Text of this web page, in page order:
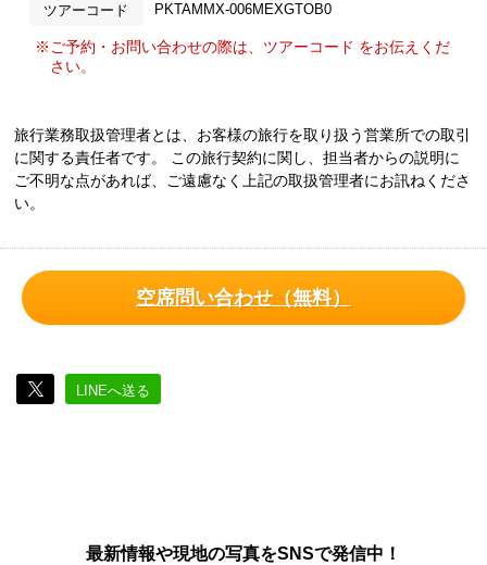
ツアーコード PKTAMMX-006MEXGTOB0
※ご予約・お問い合わせの際は、ツアーコード をお伝えくだ
さい。
旅行業務取扱管理者とは、お客様の旅行を取り扱う営業所での取引
に関する責任者です。 この旅行契約に関し、担当者からの説明に
ご不明な点があれば、ご遠慮なく上記の取扱管理者にお訊ねくださ
い。
空席問い合わせ（無料）
LINEへ送る
最新情報や現地の写真をSNSで発信中！